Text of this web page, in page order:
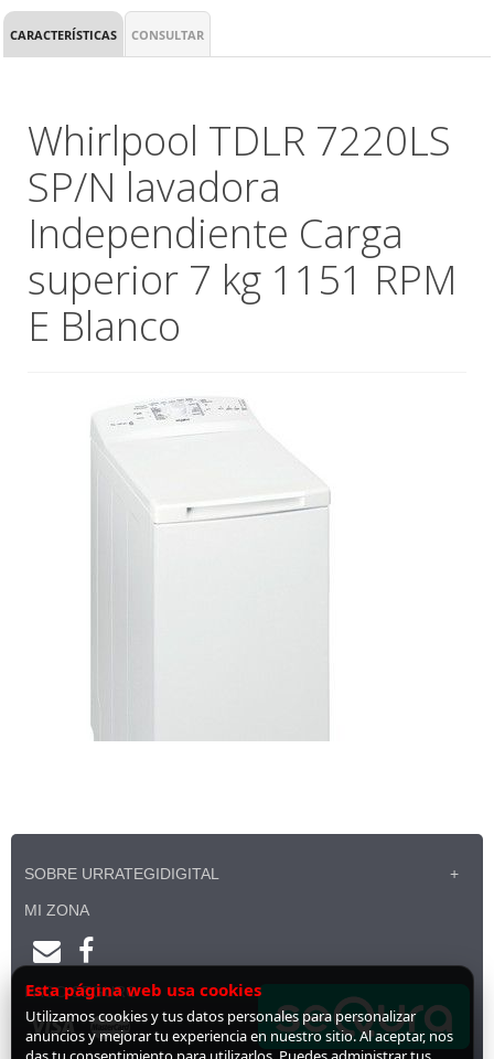
CARACTERÍSTICAS CONSULTAR
SOBRE URRATEGIDIGITAL
MI ZONA
PAGO SEGURO
Esta página web usa cookies
Utilizamos cookies y tus datos personales para personalizar
anuncios y mejorar tu experiencia en nuestro sitio. Al aceptar, nos